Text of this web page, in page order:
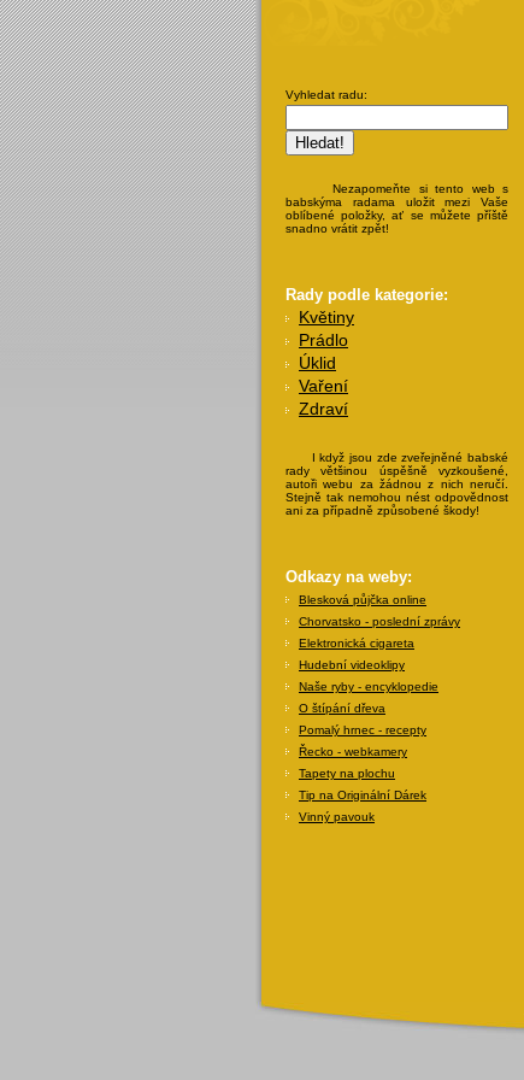
Vyhledat radu:
Nezapomeňte si tento web s
babskýma radama uložit mezi Vaše
oblíbené položky, ať se můžete příště
snadno vrátit zpět!
Rady podle kategorie:
Květiny
Prádlo
Úklid
Vaření
Zdraví
I když jsou zde zveřejněné babské
rady většinou úspěšně vyzkoušené,
autoři webu za žádnou z nich neručí.
Stejně tak nemohou nést odpovědnost
ani za případně způsobené škody!
Odkazy na weby:
Blesková půjčka online
Chorvatsko - poslední zprávy
Elektronická cigareta
Hudební videoklipy
Naše ryby - encyklopedie
O štípání dřeva
Pomalý hrnec - recepty
Řecko - webkamery
Tapety na plochu
Tip na Originální Dárek
Vinný pavouk